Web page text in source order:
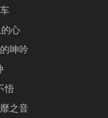
心
呻吟
悟
之音